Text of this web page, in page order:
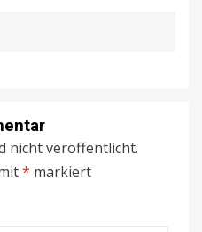
nicht veröffentlicht.
* markiert